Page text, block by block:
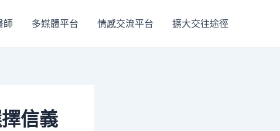
師 多媒體平台 情感交流平台 擴大交往途徑
信義